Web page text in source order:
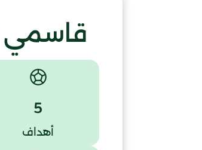
قاسمي
5
أهداف